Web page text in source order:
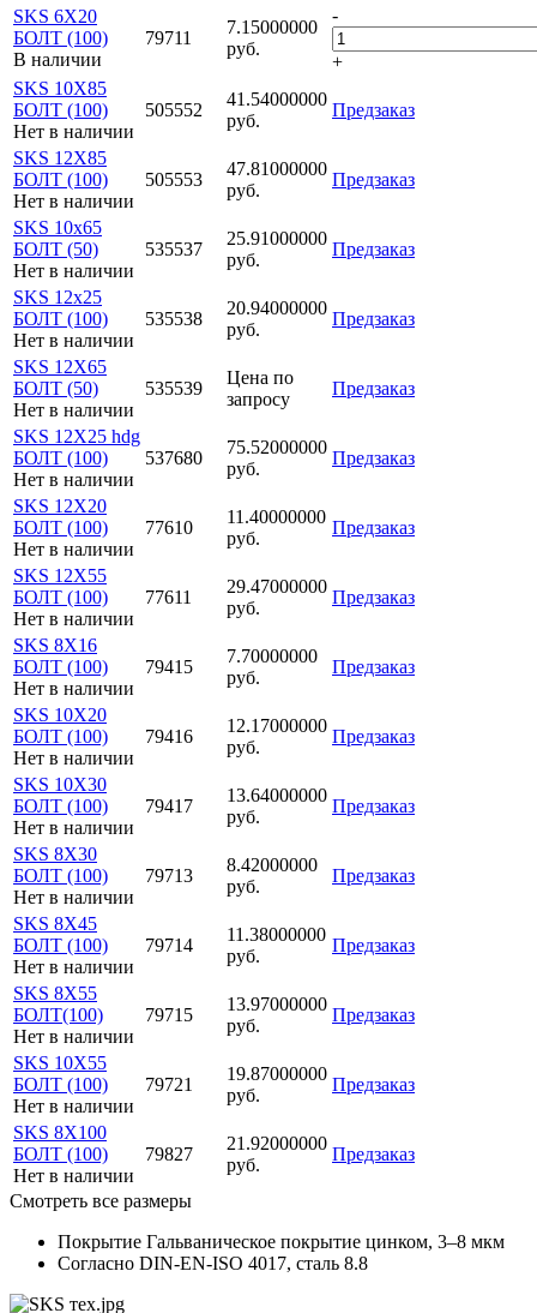
SKS 6X20
БОЛТ (100)
В наличии
79711
7.15000000
руб.
-
+
SKS 10X85
БОЛТ (100)
Нет в наличии
505552
41.54000000
руб.
Предзаказ
SKS 12X85
БОЛТ (100)
Нет в наличии
505553
47.81000000
руб.
Предзаказ
SKS 10x65
БОЛТ (50)
Нет в наличии
535537
25.91000000
руб.
Предзаказ
SKS 12x25
БОЛТ (100)
Нет в наличии
535538
20.94000000
руб.
Предзаказ
SKS 12X65
БОЛТ (50)
Нет в наличии
535539
Цена по
запросу
Предзаказ
SKS 12X25 hdg
БОЛТ (100)
Нет в наличии
537680
75.52000000
руб.
Предзаказ
SKS 12X20
БОЛТ (100)
Нет в наличии
77610
11.40000000
руб.
Предзаказ
SKS 12X55
БОЛТ (100)
Нет в наличии
77611
29.47000000
руб.
Предзаказ
SKS 8X16
БОЛТ (100)
Нет в наличии
79415
7.70000000
руб.
Предзаказ
SKS 10X20
БОЛТ (100)
Нет в наличии
79416
12.17000000
руб.
Предзаказ
SKS 10X30
БОЛТ (100)
Нет в наличии
79417
13.64000000
руб.
Предзаказ
SKS 8X30
БОЛТ (100)
Нет в наличии
79713
8.42000000
руб.
Предзаказ
SKS 8X45
БОЛТ (100)
Нет в наличии
79714
11.38000000
руб.
Предзаказ
SKS 8X55
БОЛТ(100)
Нет в наличии
79715
13.97000000
руб.
Предзаказ
SKS 10Х55
БОЛТ (100)
Нет в наличии
79721
19.87000000
руб.
Предзаказ
SKS 8X100
БОЛТ (100)
Нет в наличии
79827
21.92000000
руб.
Предзаказ
Смотреть все размеры
Покрытие Гальваническое покрытие цинком, 3–8 мкм
Согласно DIN-EN-ISO 4017, сталь 8.8